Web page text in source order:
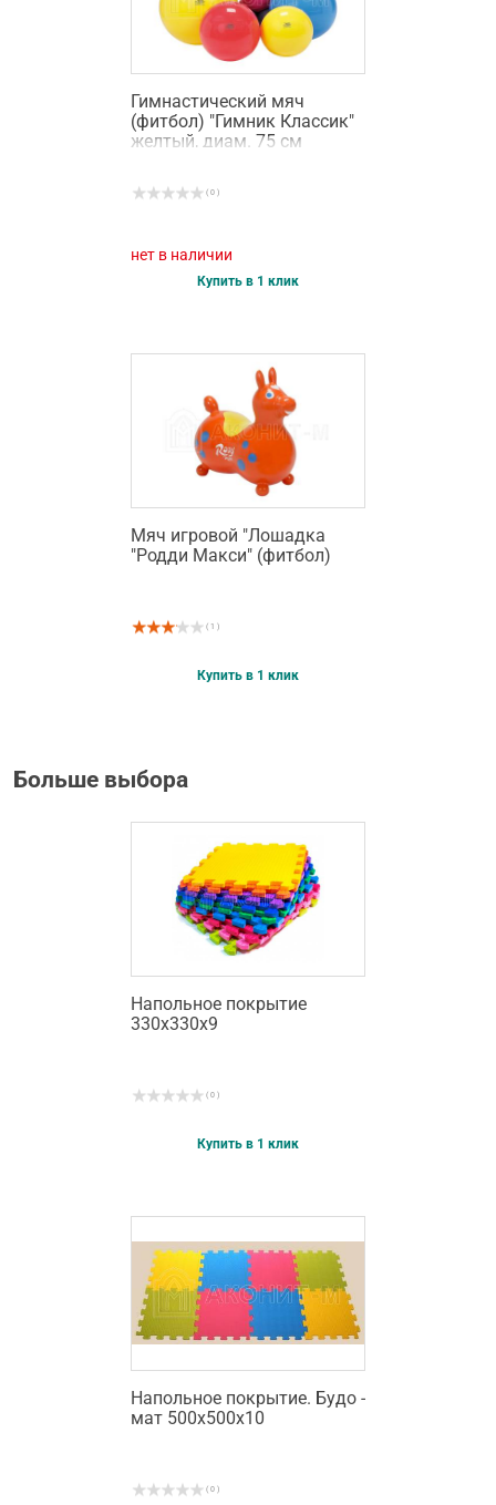
Гимнастический мяч
(фитбол) "Гимник Классик"
желтый, диам. 75 см
( 0 )
нет в наличии
Купить в 1 клик
Мяч игровой "Лошадка
"Родди Макси" (фитбол)
( 1 )
Купить в 1 клик
Больше выбора
Напольное покрытие
330х330х9
( 0 )
Купить в 1 клик
Напольное покрытие. Будо -
мат 500х500х10
( 0 )